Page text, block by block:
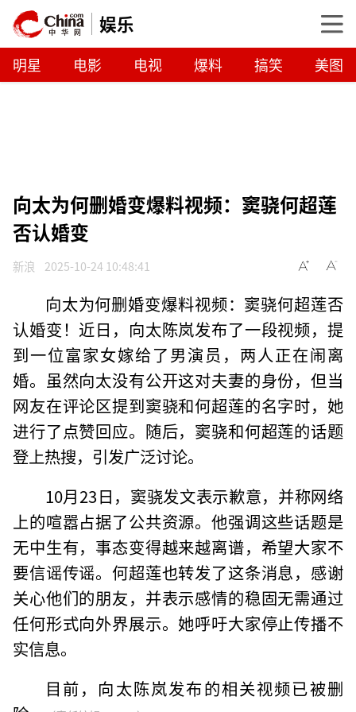
娱乐
明星 电影 电视 爆料 搞笑 美图
向太为何删婚变爆料视频：窦骁何超莲
否认婚变
新浪 2025-10-24 10:48:41
向太为何删婚变爆料视频：窦骁何超莲否
认婚变！近日，向太陈岚发布了一段视频，提
到一位富家女嫁给了男演员，两人正在闹离
婚。虽然向太没有公开这对夫妻的身份，但当
网友在评论区提到窦骁和何超莲的名字时，她
进行了点赞回应。随后，窦骁和何超莲的话题
登上热搜，引发广泛讨论。
10月23日，窦骁发文表示歉意，并称网络
上的喧嚣占据了公共资源。他强调这些话题是
无中生有，事态变得越来越离谱，希望大家不
要信谣传谣。何超莲也转发了这条消息，感谢
关心他们的朋友，并表示感情的稳固无需通过
任何形式向外界展示。她呼吁大家停止传播不
实信息。
目前，向太陈岚发布的相关视频已被删